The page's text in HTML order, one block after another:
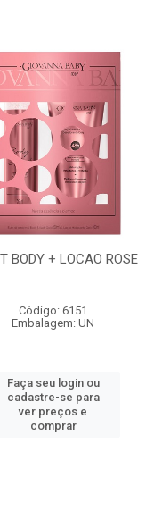
BODY + LOCAO ROSE
Código: 6151
Embalagem: UN
Faça seu login ou
cadastre-se para
ver preços e
comprar